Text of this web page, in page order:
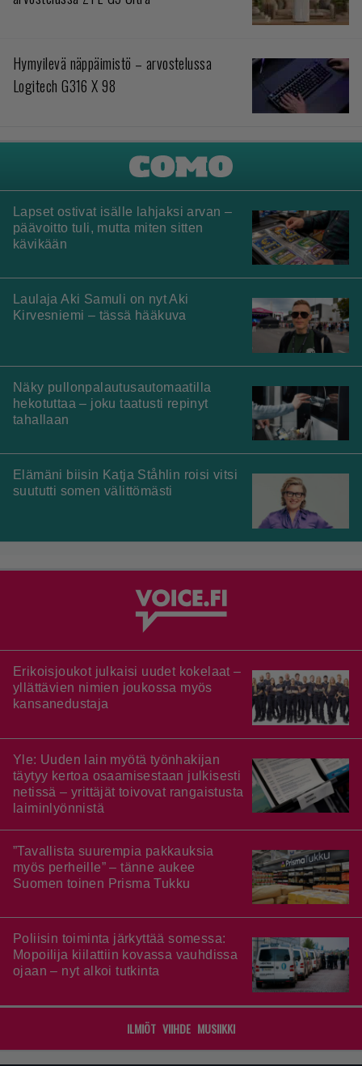
Hymyilevä näppäimistö – arvostelussa
Logitech G316 X 98
Lapset ostivat isälle lahjaksi arvan –
päävoitto tuli, mutta miten sitten
kävikään
Laulaja Aki Samuli on nyt Aki
Kirvesniemi – tässä hääkuva
Näky pullonpalautusautomaatilla
hekotuttaa – joku taatusti repinyt
tahallaan
Elämäni biisin Katja Ståhlin roisi vitsi
suututti somen välittömästi
Erikoisjoukot julkaisi uudet kokelaat –
yllättävien nimien joukossa myös
kansanedustaja
Yle: Uuden lain myötä työnhakijan
täytyy kertoa osaamisestaan julkisesti
netissä – yrittäjät toivovat rangaistusta
laiminlyönnistä
”Tavallista suurempia pakkauksia
myös perheille” – tänne aukee
Suomen toinen Prisma Tukku
Poliisin toiminta järkyttää somessa:
Mopoilija kiilattiin kovassa vauhdissa
ojaan – nyt alkoi tutkinta
ILMIÖT VIIHDE MUSIIKKI